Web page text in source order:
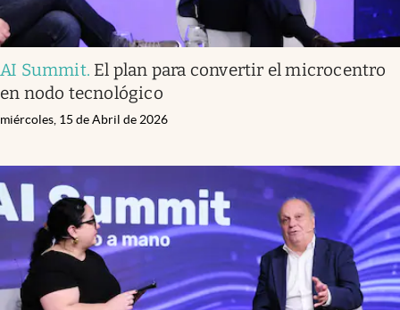
AI Summit. El plan para convertir el microcentro
en nodo tecnológico
miércoles, 15 de Abril de 2026